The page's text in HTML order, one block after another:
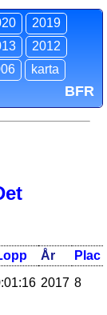
2019
2012
karta
BFR
År
Plac
2017 8